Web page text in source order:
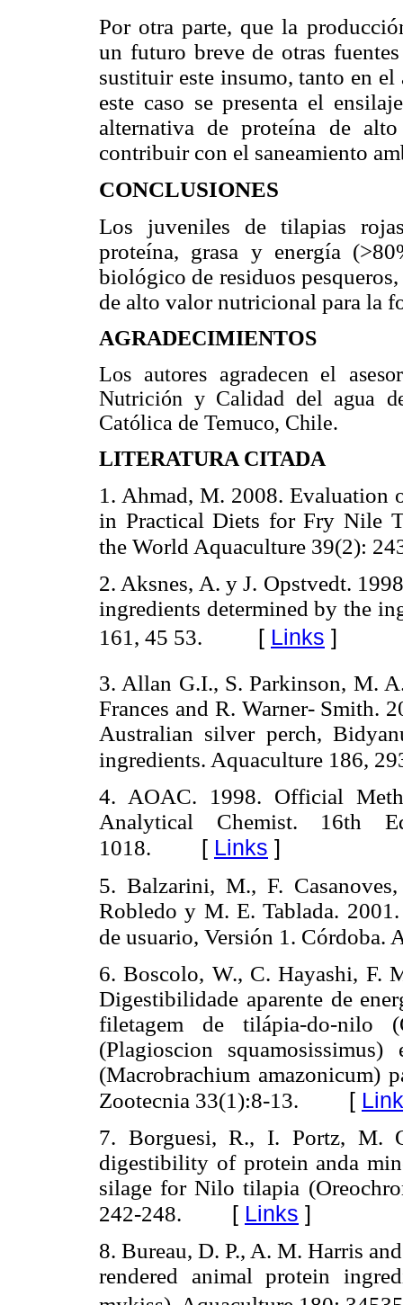
Por otra parte, que la
un futuro breve de otras
sustituir este insumo, tanto en
este caso se presenta el
alternativa de proteína de
contribuir con el saneamiento
CONCLUSIONES
Los juveniles de tilapias
proteína, grasa y energía
biológico de residuos
de alto valor nutricional para la
AGRADECIMIENTOS
Los autores agradecen el
Nutrición y Calidad del agua
Católica de Temuco, Chile.
LITERATURA CITADA
1. Ahmad, M. 2008. Evaluation
in Practical Diets for Fry Nile
the World Aquaculture 39(2):
2. Aksnes, A. y J. Opstvedt.
ingredients determined by the
161, 45 53.
[ Links ]
3. Allan G.I., S. Parkinson, M.
Frances and R. Warner- Smith.
Australian silver perch,
ingredients. Aquaculture 186,
4. AOAC. 1998. Official
Analytical Chemist. 16th
1018. [ Links ]
5. Balzarini, M., F.
Robledo y M. E. Tablada.
de usuario, Versión 1. Córdoba.
6. Boscolo, W., C. Hayashi, F.
Digestibilidade aparente de
filetagem de tilápia-do-nilo
(Plagioscion
(Macrobrachium amazonicum)
Zootecnia 33(1):8-13. [
7. Borguesi, R., I. Portz, M.
digestibility of protein anda
silage for Nilo tilapia
242-248. [ Links ]
8. Bureau, D. P., A. M. Harris
rendered animal protein